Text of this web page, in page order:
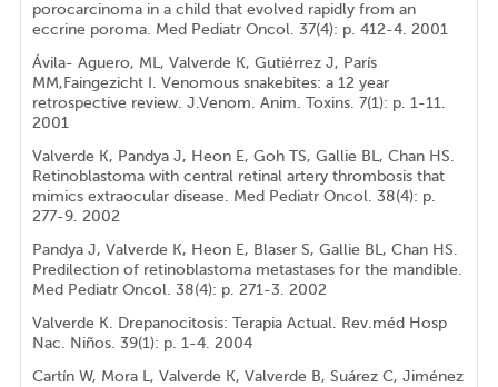
porocarcinoma in a child that evolved rapidly from an
eccrine poroma. Med Pediatr Oncol. 37(4): p. 412-4. 2001
Ávila- Aguero, ML, Valverde K, Gutiérrez J, París
MM,Faingezicht I. Venomous snakebites: a 12 year
retrospective review. J.Venom. Anim. Toxins. 7(1): p. 1-11.
2001
Valverde K, Pandya J, Heon E, Goh TS, Gallie BL, Chan HS.
Retinoblastoma with central retinal artery thrombosis that
mimics extraocular disease. Med Pediatr Oncol. 38(4): p.
277-9. 2002
Pandya J, Valverde K, Heon E, Blaser S, Gallie BL, Chan HS.
Predilection of retinoblastoma metastases for the mandible.
Med Pediatr Oncol. 38(4): p. 271-3. 2002
Valverde K. Drepanocitosis: Terapia Actual. Rev.méd Hosp
Nac. Niños. 39(1): p. 1-4. 2004
Cartín W, Mora L, Valverde K, Valverde B, Suárez C, Jiménez